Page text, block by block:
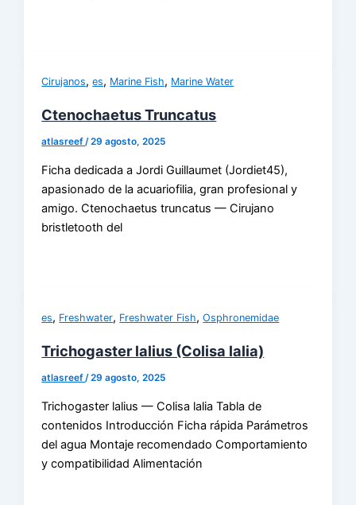
Cirujanos,es, Marine Fish, Marine Water
Ctenochaetus Truncatus
atlasreef/29 agosto, 2025
Ficha dedicada a Jordi Guillaumet (Jordiet45),
apasionado de la acuariofilia, gran profesional y
amigo. Ctenochaetus truncatus — Cirujano
bristletooth del
es, Freshwater, Freshwater Fish,Osphronemidae
Trichogaster lalius (Colisa lalia)
atlasreef/29 agosto, 2025
Trichogaster lalius — Colisa lalia Tabla de
contenidos Introducción Ficha rápida Parámetros
del agua Montaje recomendado Comportamiento
y compatibilidad Alimentación